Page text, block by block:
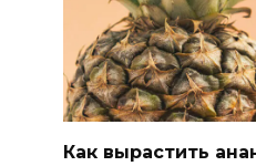
Как вырастить